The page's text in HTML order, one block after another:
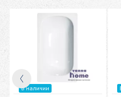
В наличии